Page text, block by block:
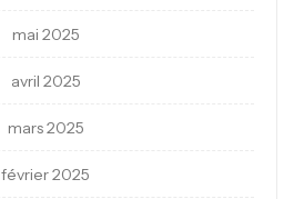
mai 2025
avril 2025
mars 2025
février 2025